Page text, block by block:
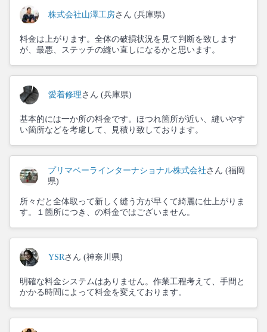
株式会社山澤工房さん (兵庫県)
料金は上がります。全体の破損状況を見て判断を致します
が、最悪、ステッチの縫い直しになるかと思います。
愛着修理 さん (兵庫県)
基本的には一か所の料金です。ほつれ箇所が近い、縫いやす
い箇所などを考慮して、見積り致しております。
プリマベーラインターナショナル株式会社 さん (福岡
県)
所々だと全体取って新しく縫う方が早くて綺麗に仕上がりま
す。１箇所につき、の料金ではございません。
YSRさん (神奈川県)
明確な料金システムはありません。作業工程考えて、手間と
かかる時間によって料金を変えております。